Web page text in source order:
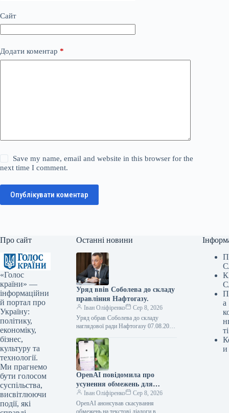
Сайт
Додати коментар *
Save my name, email and website in this browser for the
next time I comment.
Опублікувати коментар
Про сайт
«Голос
країни» —
інформаційни
й портал про
Україну:
політику,
економіку,
бізнес,
культуру та
технології.
Ми прагнемо
бути голосом
суспільства,
висвітлюючи
події, які
Останні новини
Уряд ввів Соболева до складу
правління Нафтогазу.
Іван Оліфіренко
Сер 8, 2026
Уряд обрав Соболева до складу
наглядової ради Нафтогазу 07.08.2026
заступника голови Офісу Президента
Олексія Соболева представником…
OpenAI повідомила про
усунення обмежень для
текстових розмов у ChatGPT
на безкоштовних планах
Іван Оліфіренко
Сер 8, 2026
OpenAI анонсував скасування
обмежень на текстові діалоги в
а
ті
и